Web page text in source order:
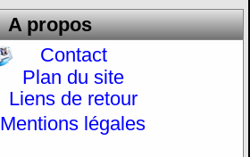
A propos
Contact
Plan du site
Liens de retour
Mentions légales